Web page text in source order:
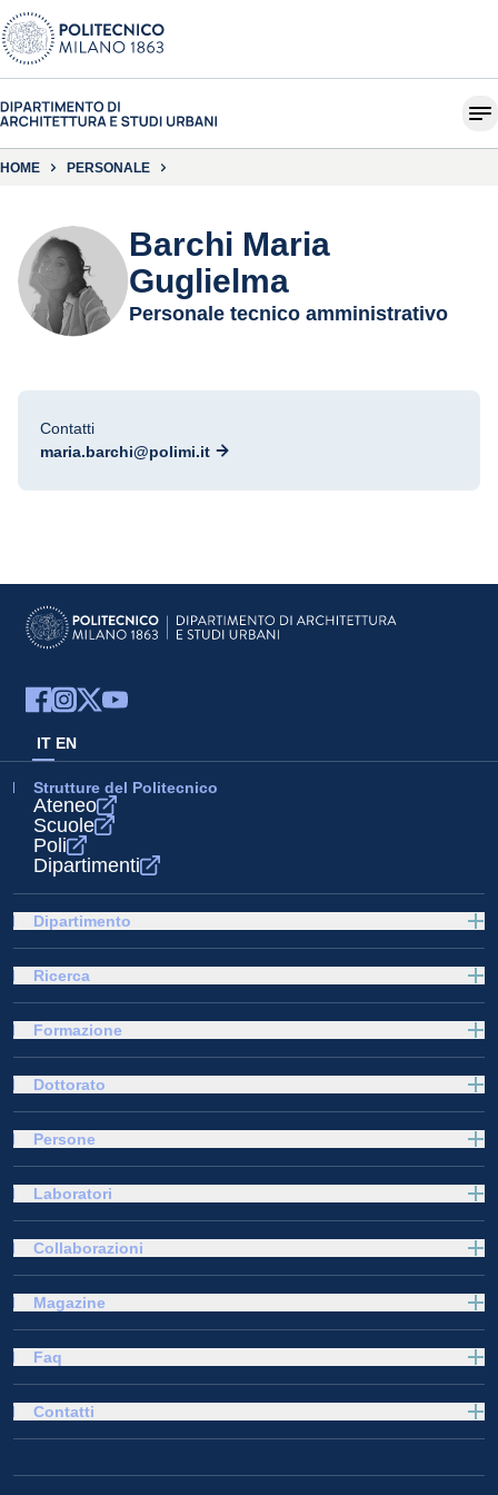
HOME PERSONALE
Barchi Maria
Guglielma
Personale tecnico amministrativo
Contatti
maria.barchi@polimi.it
IT EN
Strutture del Politecnico
Ateneo
Scuole
Poli
Dipartimenti
Dipartimento
Ricerca
Formazione
Dottorato
Persone
Laboratori
Collaborazioni
Magazine
Faq
Contatti